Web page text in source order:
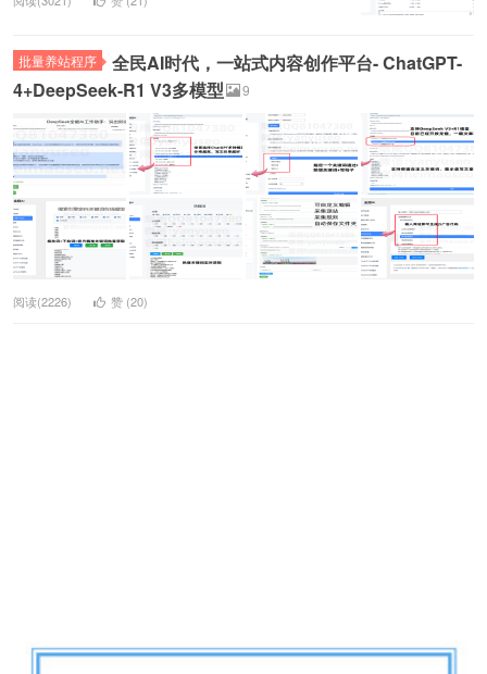
批量养站程序
全民AI时代，一站式内容创作平台- ChatGPT-
4+DeepSeek-R1 V3多模型
9
阅读(2226) 赞 (20)